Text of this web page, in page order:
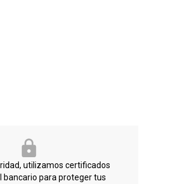
utilizamos certificados
bancario para proteger tus